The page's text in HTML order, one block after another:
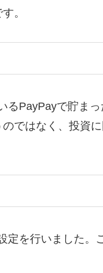
。
るPayPayで貯ま
ではなく、投資
定を行いました。